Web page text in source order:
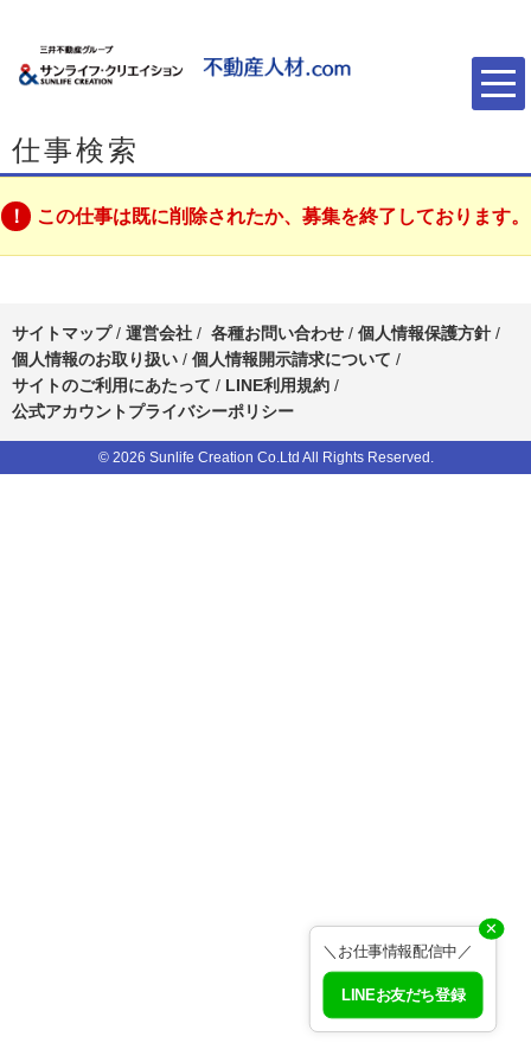
仕事検索
この仕事は既に削除されたか、募集を終了しております。
サイトマップ/ 運営会社 / 各種お問い合わせ / 個人情報保護方針 /
個人情報のお取り扱い / 個人情報開示請求について /
サイトのご利用にあたって / LINE利用規約 /
公式アカウントプライバシーポリシー
✕
＼お仕事情報配信中／
LINEお友だち登録
© 2026 Sunlife Creation Co.Ltd All Rights Reserved.